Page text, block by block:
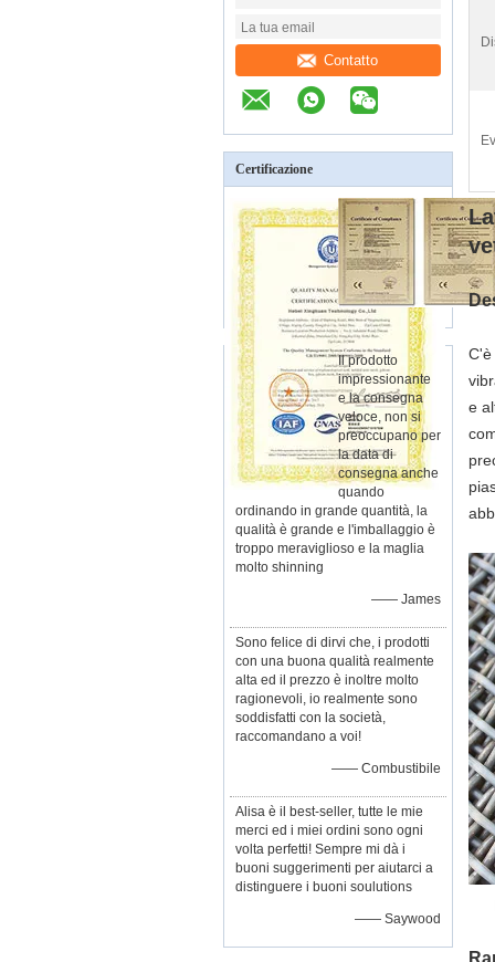
Contatto
Certificazione
Il prodotto
impressionante
e la consegna
veloce, non si
preoccupano per
la data di
consegna anche
quando
ordinando in grande quantità, la
qualità è grande e l'imballaggio è
troppo meraviglioso e la maglia
molto shinning
—— James
Sono felice di dirvi che, i prodotti
con una buona qualità realmente
alta ed il prezzo è inoltre molto
ragionevoli, io realmente sono
soddisfatti con la società,
raccomandano a voi!
—— Combustibile
Alisa è il best-seller, tutte le mie
merci ed i miei ordini sono ogni
volta perfetti! Sempre mi dà i
buoni suggerimenti per aiutarci a
distinguere i buoni soulutions
—— Saywood
C'è
e